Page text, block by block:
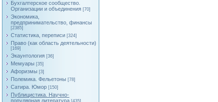
Бухгалтерское сообщество.
Организации и объединения [70]
Экономика,
предпринимательство, финансы
[2385]
Статистика, переписи [324]
Право (как область деятельности)
[169]
Экаунтология [36]
Мемуары [35]
Афоризмы [3]
Полемика. Фельетоны [78]
Сатира. Юмор [150]
Публицистика. Научно-
популярная литература [435]